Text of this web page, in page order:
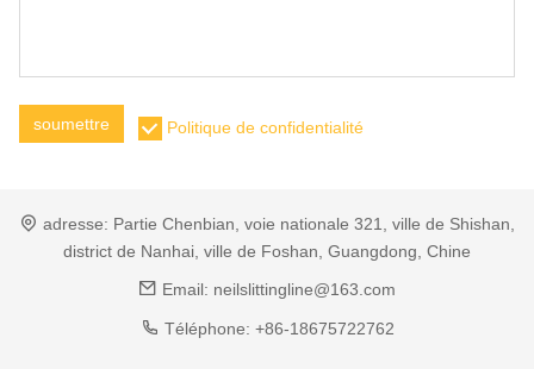
soumettre Politique de confidentialité
adresse: Partie Chenbian, voie nationale 321, ville de Shishan,
district de Nanhai, ville de Foshan, Guangdong, Chine
Email: neilslittingline@163.com
Téléphone: +86-18675722762